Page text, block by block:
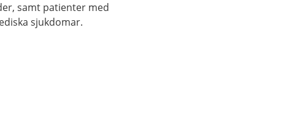
samt patienter med
sjukdomar.